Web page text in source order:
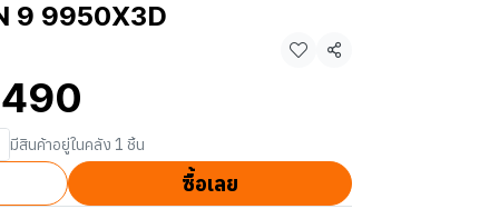
9 9950X3D
แชร์
มีสินค้าอยู่ในคลัง 1 ชิ้น
ซื้อเลย